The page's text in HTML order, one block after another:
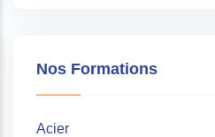
Nos Formations
Acier